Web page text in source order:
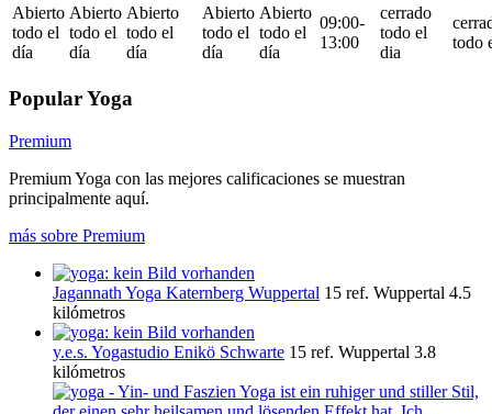
Abierto
todo el
día
Abierto
todo el
día
Abierto
todo el
día
Abierto
todo el
día
Abierto
todo el
día
09:00-
13:00
cerrado
todo el
dia
todo
Popular Yoga
Premium
Premium Yoga con las mejores calificaciones se muestran
principalmente aquí.
más sobre Premium
Jagannath Yoga Katernberg Wuppertal 15 ref. Wuppertal 4.5
kilómetros
y.e.s. Yogastudio Enikö Schwarte 15 ref. Wuppertal 3.8
kilómetros